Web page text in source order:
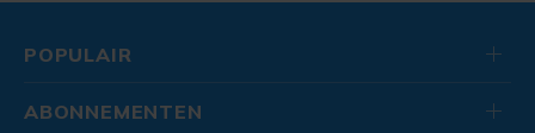
POPULAIR
ABONNEMENTEN